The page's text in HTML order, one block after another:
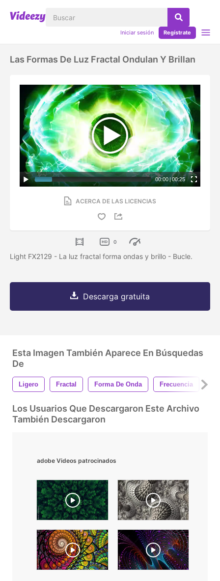
Iniciar sesión Regístrate
Las Formas De Luz Fractal Ondulan Y Brillan
00:00|00:25
ACERCA DE LAS LICENCIAS
0
Light FX2129 - La luz fractal forma ondas y brillo - Bucle.
Descarga gratuita
Esta Imagen También Aparece En Búsquedas
De
Ligero Fractal Forma De Onda Frecuencia
Los Usuarios Que Descargaron Este Archivo
También Descargaron
adobe Videos patrocinados